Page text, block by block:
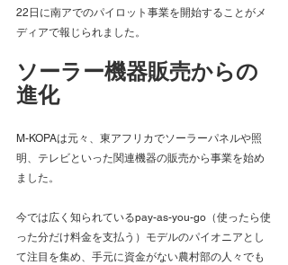
22日に南アでのパイロット事業を開始することがメ
ディアで報じられました。
ソーラー機器販売からの
進化
M-KOPAは元々、東アフリカでソーラーパネルや照
明、テレビといった関連機器の販売から事業を始め
ました。
今では広く知られているpay-as-you-go（使ったら使
った分だけ料金を支払う）モデルのパイオニアとし
て注目を集め、手元に資金がない農村部の人々でも